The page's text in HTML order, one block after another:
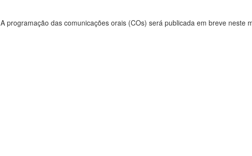
A programação das comunicações orais (COs) será publicada em breve neste